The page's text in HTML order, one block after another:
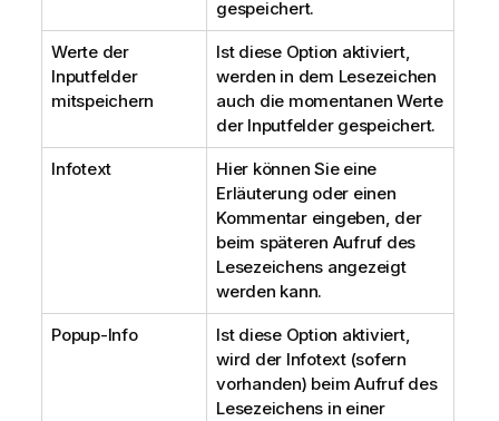
gespeichert.
Werte der
Inputfelder
mitspeichern
Ist diese Option aktiviert,
werden in dem Lesezeichen
auch die momentanen Werte
der Inputfelder gespeichert.
Infotext
Hier können Sie eine
Erläuterung oder einen
Kommentar eingeben, der
beim späteren Aufruf des
Lesezeichens angezeigt
werden kann.
Popup-Info
Ist diese Option aktiviert,
wird der Infotext (sofern
vorhanden) beim Aufruf des
Lesezeichens in einer